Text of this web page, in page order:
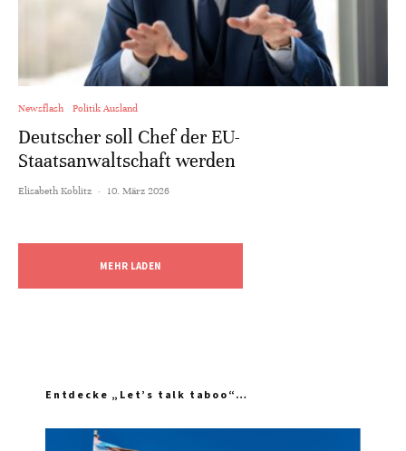
Newsflash Politik Ausland
Deutscher soll Chef der EU-
Staatsanwaltschaft werden
Elisabeth Koblitz · 10. März 2026
MEHR LADEN
Entdecke „Let’s talk taboo“…